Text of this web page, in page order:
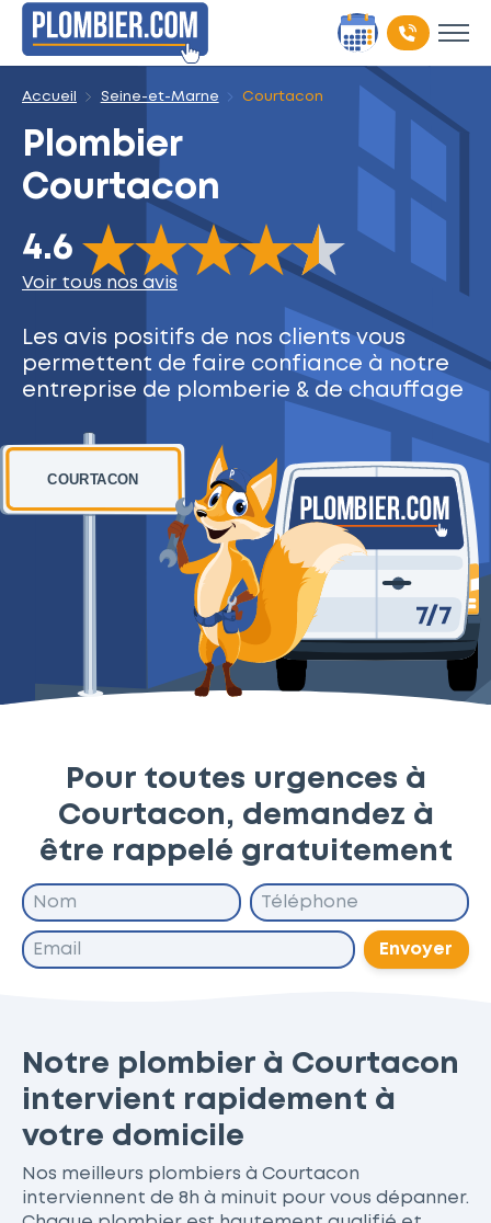
Accueil Seine-et-Marne Courtacon
Plombier
Courtacon
4.6
The rating of this product is 4.6out of 5
Voir tous nos avis
Les avis positifs de nos clientsvous
permettent de faire confiance à notre
entreprise de plomberie & de chauffage
COURTACON
Pour toutes urgences à
Courtacon, demandez à
être rappelé gratuitement
Envoyer
Notre plombier à Courtacon
intervient rapidement à
votre domicile
Nos meilleurs plombiers à Courtacon
interviennent de 8h à minuit pour vous dépanner.